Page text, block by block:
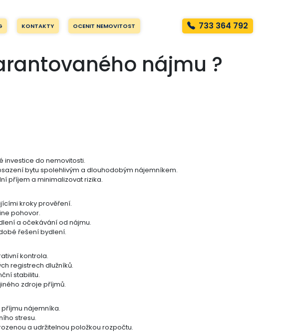
KONTAKTY OCENIT NEMOVITOST 733 364 792
nájmu ?
investice do nemovitosti.
bytu spolehlivým a dlouhodobým nájemníkem.
příjem a minimalizovat rizika.
kroky prověření.
pohovor.
a očekávání od nájmu.
řešení bydlení.
kontrola.
registrech dlužníků.
stabilitu.
zdroje příjmů.
nájemníka.
stresu.
a udržitelnou položkou rozpočtu.